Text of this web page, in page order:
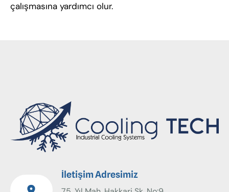
çalışmasına yardımcı olur.
İletişim Adresimiz